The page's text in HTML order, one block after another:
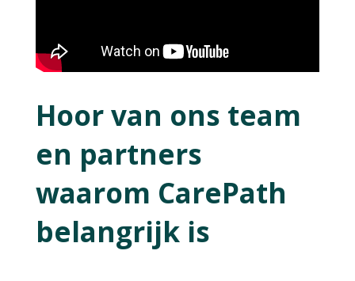
Hoor van ons team
en partners
waarom CarePath
belangrijk is